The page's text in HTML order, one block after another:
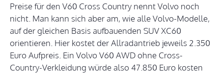
Preise für den V60 Cross Country nennt Volvo noch
nicht. Man kann sich aber am, wie alle Volvo-Modelle,
auf der gleichen Basis aufbauenden SUV XC60
orientieren. Hier kostet der Allradantrieb jeweils 2.350
Euro Aufpreis. Ein Volvo V60 AWD ohne Cross-
Country-Verkleidung würde also 47.850 Euro kosten